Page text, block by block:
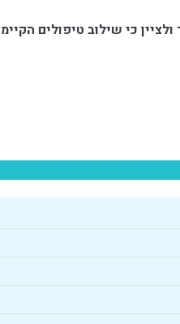
כי שילוב טיפולים